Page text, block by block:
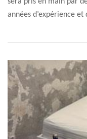
années d’expérience